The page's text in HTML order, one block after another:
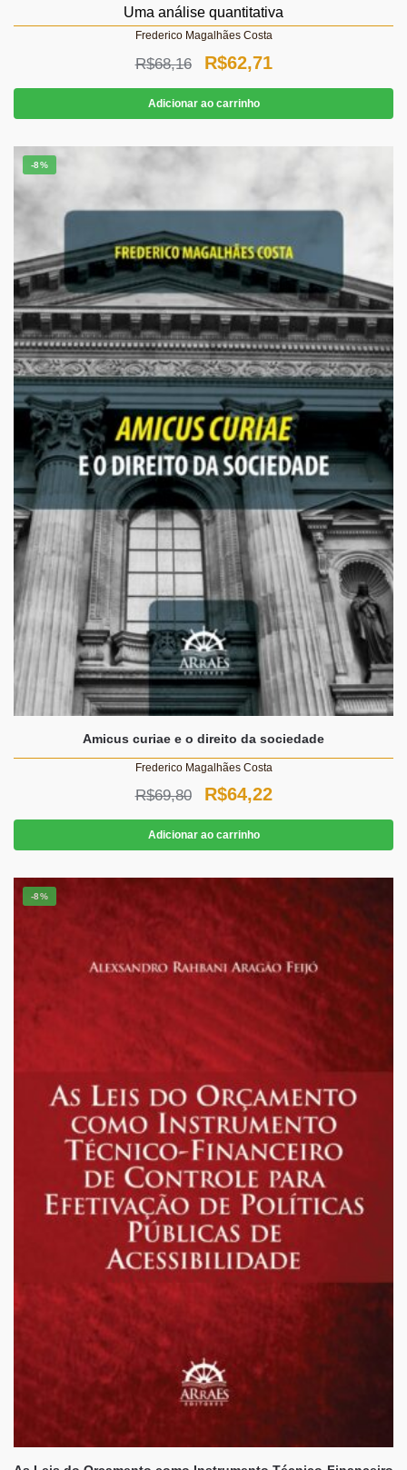
Uma análise quantitativa
Frederico Magalhães Costa
R$68,16
O
preço
original
era:
R$62,71
preço
atual
é:
Adicionar ao carrinho
-8%
Amicus curiae e o direito da sociedade
Frederico Magalhães Costa
R$69,80
O
preço
original
era:
R$69,80.
R$64,22O
preço
atual
é:
R$64,22.
Adicionar ao carrinho
-8%